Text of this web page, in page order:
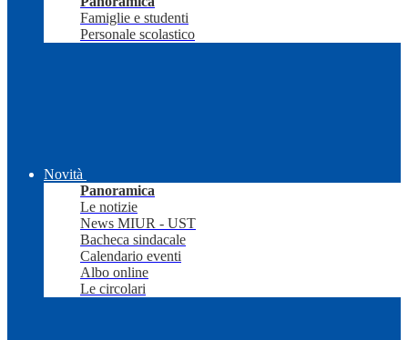
Famiglie e studenti
Personale scolastico
Novità
Panoramica
Le notizie
News MIUR - UST
Bacheca sindacale
Calendario eventi
Albo online
Le circolari